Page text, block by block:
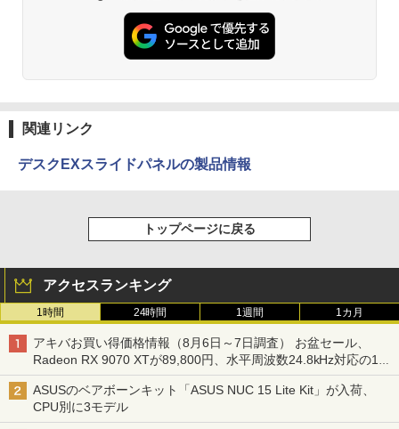
関連リンク
デスクEXスライドパネルの製品情報
トップページに戻る
アクセスランキング
1時間 24時間 1週間 1カ月
アキバお買い得価格情報（8月6日～7日調査） お盆セール、
Radeon RX 9070 XTが89,800円、水平周波数24.8kHz対応の17
型モニターが9,801円、暑さ指数連動セール ほか
ASUSのベアボーンキット「ASUS NUC 15 Lite Kit」が入荷、
CPU別に3モデル